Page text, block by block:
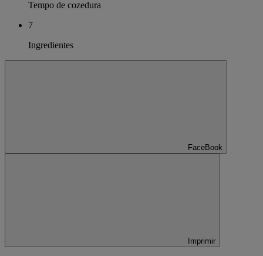
Tempo de cozedura
7
Ingredientes
FaceBook
Imprimir